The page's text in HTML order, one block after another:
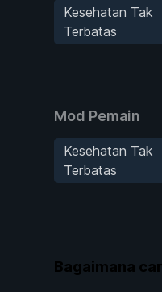
Kesehatan Tak
Terbatas
Mod Pemain
Kesehatan Tak
Terbatas
Bagaimana